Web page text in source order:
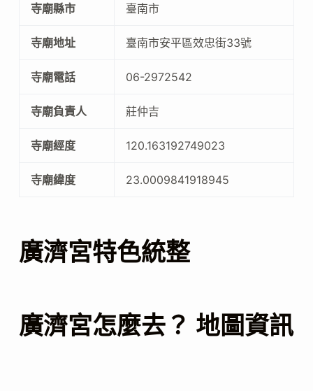
寺廟縣市 臺南市
寺廟地址 臺南市安平區效忠街33號
寺廟電話 06-2972542
寺廟負責人 莊仲吉
寺廟經度 120.163192749023
寺廟緯度 23.0009841918945
廣濟宮特色統整
廣濟宮怎麼去？ 地圖資訊